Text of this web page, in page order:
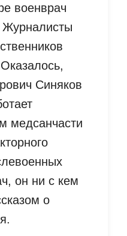
военврач
Журналисты
Синяков
медсанчасти
он ни с кем
о